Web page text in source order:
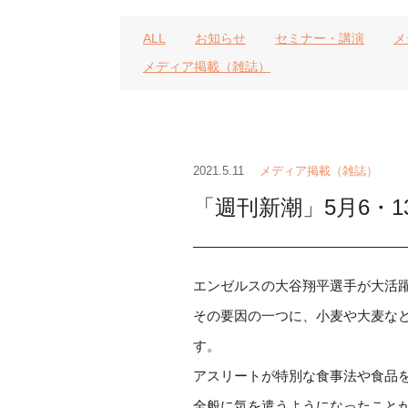
ALL お知らせ セミナー・講演
メディア掲載（雑誌）
2021.5.11 メディア掲載（雑誌）
「週刊新潮」5月6
エンゼルスの大谷翔平選手が大活
その要因の一つに、小麦や大麦な
す。
アスリートが特別な食事法や食品